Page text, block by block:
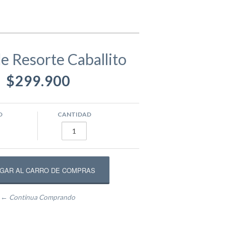
Máquinas de Ejercicio
Circuito Fitness
Resorte Caballito
$299.900
CANTIDAD
← Continua Comprando